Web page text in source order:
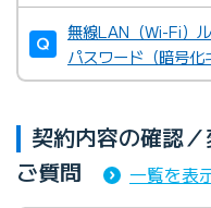
無線LAN（Wi-Fi）
パスワード（暗号
契約内容の確認
ご質問
一覧を表